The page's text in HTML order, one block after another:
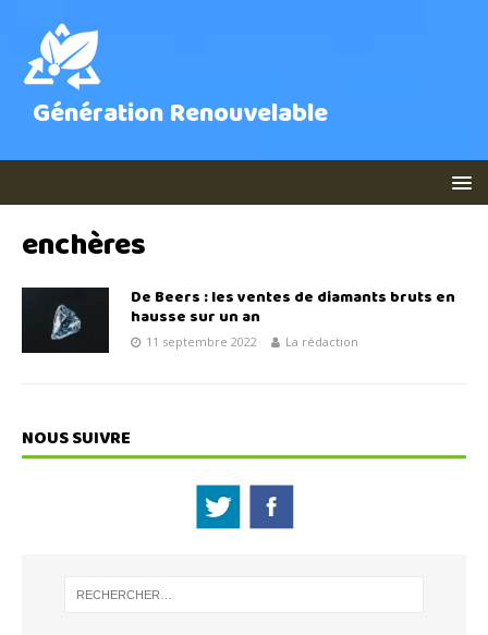
Génération Renouvelable
enchères
De Beers : les ventes de diamants bruts en
hausse sur un an
11 septembre 2022 La rédaction
NOUS SUIVRE